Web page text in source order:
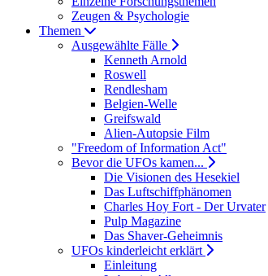
Zeugen & Psychologie
Themen
Ausgewählte Fälle
Kenneth Arnold
Roswell
Rendlesham
Belgien-Welle
Greifswald
Alien-Autopsie Film
"Freedom of Information Act"
Bevor die UFOs kamen...
Die Visionen des Hesekiel
Das Luftschiffphänomen
Charles Hoy Fort - Der Urvater
Pulp Magazine
Das Shaver-Geheimnis
UFOs kinderleicht erklärt
Einleitung